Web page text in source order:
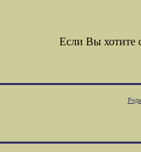
Если Вы хотите